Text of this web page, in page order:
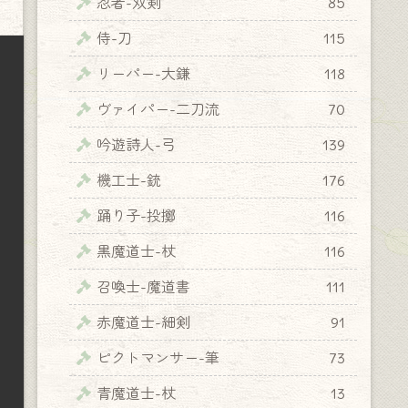
侍-刀
115
リーパー-大鎌
118
ヴァイパー-二刀流
70
吟遊詩人-弓
139
機工士-銃
176
踊り子-投擲
116
黒魔道士-杖
116
召喚士-魔道書
111
赤魔道士-細剣
91
ピクトマンサー-筆
73
青魔道士-杖
13